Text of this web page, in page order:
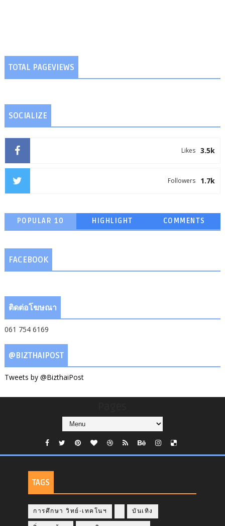
TOTAL PAGEVIEWS
SOCIALIZE
3.5k
Likes
1.7k
Followers
POPULAR 10 HIGHLIGHT COMMENTS
FACEBOOK
ติดต่อโฆษณา
061 754 6169
@BIZTHAIPOST
Tweets by @BizthaiPost
TAGS
การศึกษา วิทย์-เทคโนฯ บันเทิง